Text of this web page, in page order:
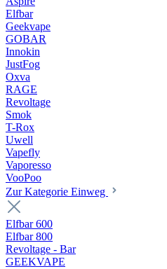
Elfbar
Geekvape
GOBAR
Innokin
JustFog
Oxva
RAGE
Revoltage
Smok
T-Rox
Uwell
Vapefly
Vaporesso
VooPoo
Zur Kategorie Einweg
Elfbar 600
Elfbar 800
Revoltage - Bar
GEEKVAPE